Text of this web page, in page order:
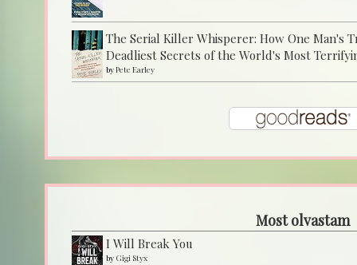
The Serial Killer Whisperer: How One Man's
Deadliest Secrets of the World's Most
byPete Earley
Most olvastam
I Will Break You
by Gigi Styx